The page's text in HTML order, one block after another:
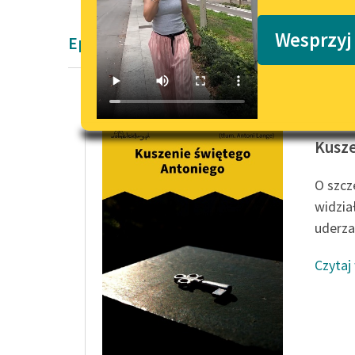
Epika Pozytywizm Gustawa Flauberta
O
Czytaj